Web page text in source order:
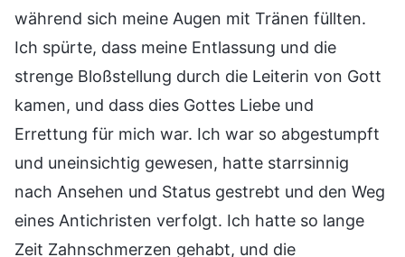
während sich meine Augen mit Tränen füllten.
Ich spürte, dass meine Entlassung und die
strenge Bloßstellung durch die Leiterin von Gott
kamen, und dass dies Gottes Liebe und
Errettung für mich war. Ich war so abgestumpft
und uneinsichtig gewesen, hatte starrsinnig
nach Ansehen und Status gestrebt und den Weg
eines Antichristen verfolgt. Ich hatte so lange
Zeit Zahnschmerzen gehabt, und die